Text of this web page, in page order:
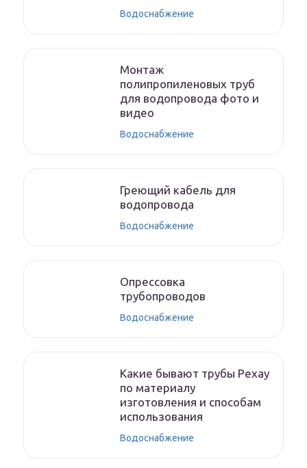
Водоснабжение
Монтаж
полипропиленовых труб
для водопровода фото и
видео
Водоснабжение
Греющий кабель для
водопровода
Водоснабжение
Опрессовка
трубопроводов
Водоснабжение
Какие бывают трубы Рехау
по материалу
изготовления и способам
использования
Водоснабжение